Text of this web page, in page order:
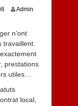
Admin
n’ont
travaillent.
prestations
utiles…
local,